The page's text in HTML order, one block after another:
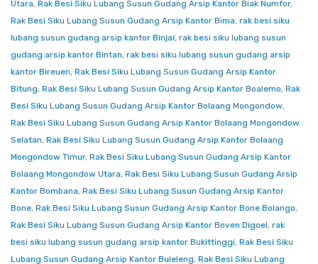
Utara, Rak Besi Siku Lubang Susun Gudang Arsip Kantor Biak Numfor,
Rak Besi Siku Lubang Susun Gudang Arsip Kantor Bima, rak besi siku
lubang susun gudang arsip kantor Binjai, rak besi siku lubang susun
gudang arsip kantor Bintan, rak besi siku lubang susun gudang arsip
kantor Bireuen, Rak Besi Siku Lubang Susun Gudang Arsip Kantor
Bitung, Rak Besi Siku Lubang Susun Gudang Arsip Kantor Boalemo, Rak
Besi Siku Lubang Susun Gudang Arsip Kantor Bolaang Mongondow,
Rak Besi Siku Lubang Susun Gudang Arsip Kantor Bolaang Mongondow
Selatan, Rak Besi Siku Lubang Susun Gudang Arsip Kantor Bolaang
Mongondow Timur, Rak Besi Siku Lubang Susun Gudang Arsip Kantor
Bolaang Mongondow Utara, Rak Besi Siku Lubang Susun Gudang Arsip
Kantor Bombana, Rak Besi Siku Lubang Susun Gudang Arsip Kantor
Bone, Rak Besi Siku Lubang Susun Gudang Arsip Kantor Bone Bolango,
Rak Besi Siku Lubang Susun Gudang Arsip Kantor Boven Digoel, rak
besi siku lubang susun gudang arsip kantor Bukittinggi, Rak Besi Siku
Lubang Susun Gudang Arsip Kantor Buleleng, Rak Besi Siku Lubang